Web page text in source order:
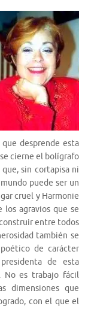
desprende esta
cierne el bolígrafo
sin cortapisa ni
puede ser un
cruel y Harmonie
agravios que se
entre todos
también se
de carácter
de esta
No es trabajo fácil
dimensiones que
con el que el